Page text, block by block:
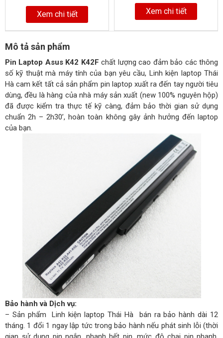
Xem chi tiết Xem chi tiết
Mô tả sản phẩm
Pin Laptop Asus K42 K42F chất lượng cao đảm bảo các thông
số kỹ thuật mà máy tính của bạn yêu cầu, Linh kiện laptop Thái
Hà cam kết tất cả sản phẩm pin laptop xuất ra đến tay người tiêu
dùng, đều là hàng của nhà máy sản xuất (new 100% nguyên hộp)
đã được kiểm tra thực tế kỹ càng, đảm bảo thời gian sử dụng
chuẩn 2h – 2h30’, hoàn toàn không gây ảnh hưởng đến laptop
của bạn.
Bảo hành và Dịch vụ:
– Sản phẩm Linh kiện laptop Thái Hà bán ra bảo hành dài 12
tháng. 1 đổi 1 ngay lập tức trong bảo hành nếu phát sinh lỗi (thời